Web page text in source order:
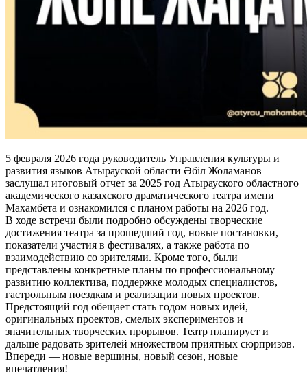
5 февраля 2026 года руководитель Управления культуры и
развития языков Атырауской области Әбіл Жоламанов
заслушал итоговый отчет за 2025 год Атырауского областного
академического казахского драматического театра имени
Махамбета и ознакомился с планом работы на 2026 год.
В ходе встречи были подробно обсуждены творческие
достижения театра за прошедший год, новые постановки,
показатели участия в фестивалях, а также работа по
взаимодействию со зрителями. Кроме того, были
представлены конкретные планы по профессиональному
развитию коллектива, поддержке молодых специалистов,
гастрольным поездкам и реализации новых проектов.
Предстоящий год обещает стать годом новых идей,
оригинальных проектов, смелых экспериментов и
значительных творческих прорывов. Театр планирует и
дальше радовать зрителей множеством приятных сюрпризов.
Впереди — новые вершины, новый сезон, новые
впечатления!